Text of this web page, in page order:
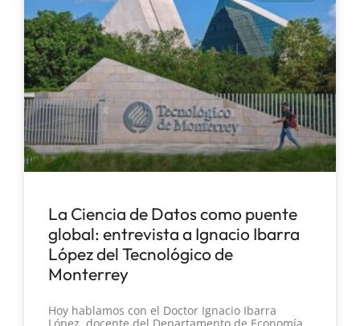
La Ciencia de Datos como puente
global: entrevista a Ignacio Ibarra
López del Tecnológico de
Monterrey
Hoy hablamos con el Doctor Ignacio Ibarra
López, docente del Departamento de Economía